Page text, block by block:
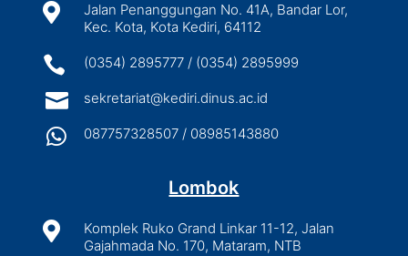

Jalan Penanggungan No. 41A, Bandar Lor,
Kec. Kota, Kota Kediri, 64112
 (0354) 2895777 / (0354) 2895999
 sekretariat@kediri.dinus.ac.id
 087757328507 / 08985143880
Lombok

Komplek Ruko Grand Linkar 11-12, Jalan
Gajahmada No. 170, Mataram, NTB